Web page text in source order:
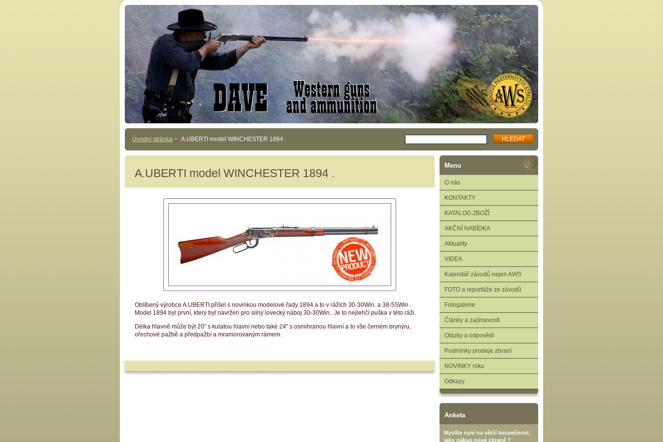
Úvodní stránka A.UBERTI model WINCHESTER 1894 .
A.UBERTI model WINCHESTER 1894 .
Oblíbený výrobce A.UBERTI přišel s novinkou modelové řady 1894 a to v rážích 30-30Win. a 38-55Win..
Model 1894 byl první, který byl navržen pro silný lovecký náboj 30-30Win.. Je to nejlehčí puška v této ráži.
Délka hlavně může být 20" s kulatou hlavní nebo také 24" s osmihranou hlavní a to vše černém brynýru,
ořechové pažbě a předpažbí a mramorovaným rámem.
Menu
O nás
KONTAKTY
KATALOG ZBOŽÍ
AKČNÍ NABÍDKA
Aktuality
VIDEA
Kalendář závodů nejen AWS
FOTO a reportáže ze závodů
Fotogalerie
Články a zajímavosti
Otázky a odpovědi
Podmínky prodeje zbraní
NOVINKY roku
Odkazy
Anketa
Myslíte nyní na větší bezpečnost,
jako nákup nové zbraně ?